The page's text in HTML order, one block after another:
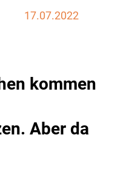
17.07.2022
kommen
Aber da